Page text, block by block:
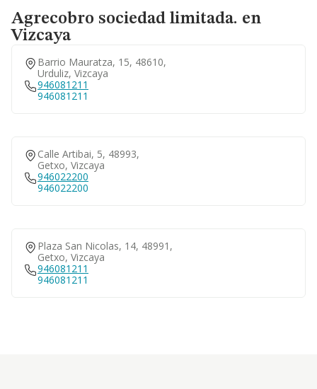
Agrecobro sociedad limitada. en
Vizcaya
Barrio Mauratza, 15, 48610,
Urduliz, Vizcaya
946081211
946081211
Calle Artibai, 5, 48993,
Getxo, Vizcaya
946022200
946022200
Plaza San Nicolas, 14, 48991,
Getxo, Vizcaya
946081211
946081211